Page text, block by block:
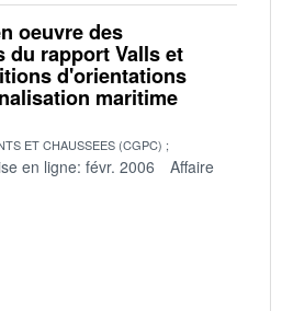
oeuvre des
du rapport Valls et
d'orientations
maritime
ET CHAUSSEES (CGPC)
en ligne: févr. 2006
Affaire